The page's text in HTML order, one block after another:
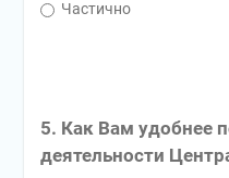
Частично
5. Как Вам удобнее
деятельности